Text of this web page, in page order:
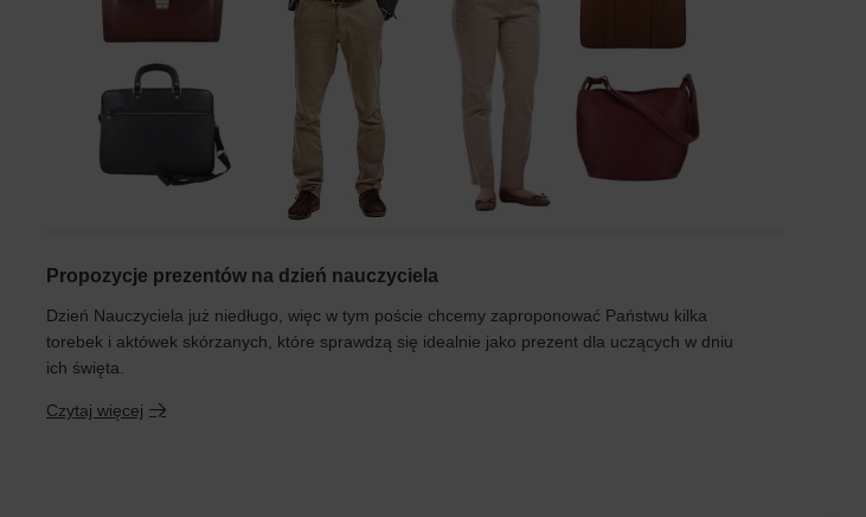
Propozycje prezentów na dzień nauczyciela
Dzień Nauczyciela już niedługo, więc w tym poście chcemy zaproponować Państwu kilka
torebek i aktówek skórzanych, które sprawdzą się idealnie jako prezent dla uczących w dniu
ich święta.
Czytaj więcej